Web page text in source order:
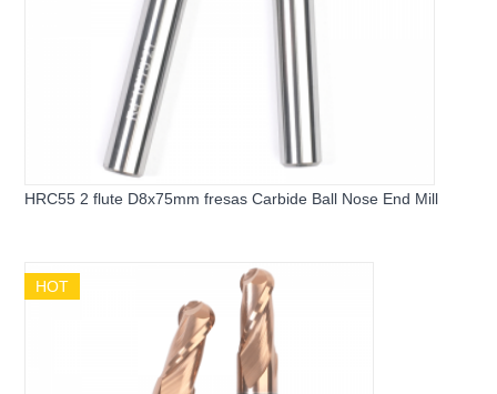
HRC55 2 flute D8x75mm fresas Carbide Ball Nose End Mill
HOT